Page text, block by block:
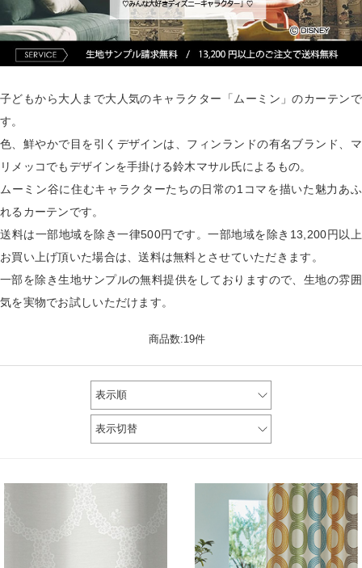
子どもから大人まで大人気のキャラクター「ムーミン」のカーテンで
す。
色、鮮やかで目を引くデザインは、フィンランドの有名ブランド、マ
リメッコでもデザインを手掛ける鈴木マサル氏によるもの。
ムーミン谷に住むキャラクターたちの日常の1コマを描いた魅力あふ
れるカーテンです。
送料は一部地域を除き一律500円です。一部地域を除き13,200円以上
お買い上げ頂いた場合は、送料は無料とさせていただきます。
一部を除き生地サンプルの無料提供をしておりますので、生地の雰囲
気を実物でお試しいただけます。
商品数:19件
表示順
表示切替